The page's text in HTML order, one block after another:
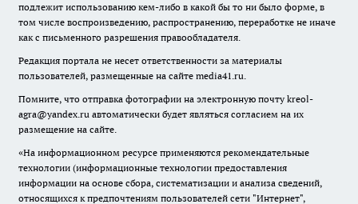
подлежит использованию кем-либо в какой бы то ни было форме, в
том числе воспроизведению, распространению, переработке не иначе
как с письменного разрешения правообладателя.
Редакция портала не несет ответственности за материалы
пользователей, размещенные на сайте media41.ru.
Помните, что отправка фотографии на электронную почту kreol-
agra@yandex.ru автоматически будет являться согласием на их
размещение на сайте.
«На информационном ресурсе применяются рекомендательные
технологии (информационные технологии предоставления
информации на основе сбора, систематизации и анализа сведений,
относящихся к предпочтениям пользователей сети "Интернет",